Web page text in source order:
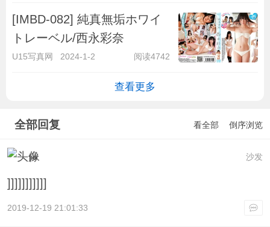
[IMBD-082] 純真無垢ホワイ
トレーベル/西永彩奈
U15写真网 2024-1-2 阅读4742
查看更多
全部回复 看全部 倒序浏览
沙发
jiu
]]]]]]]]]]]
2019-12-19 21:01:33